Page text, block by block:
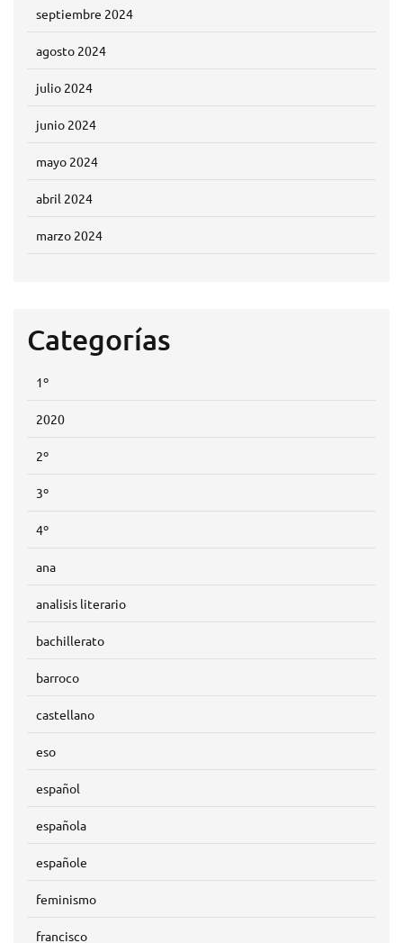
septiembre 2024
agosto 2024
julio 2024
junio 2024
mayo 2024
abril 2024
marzo 2024
Categorías
1º
2020
2º
3º
4º
ana
analisis literario
bachillerato
barroco
castellano
eso
español
española
españole
feminismo
francisco